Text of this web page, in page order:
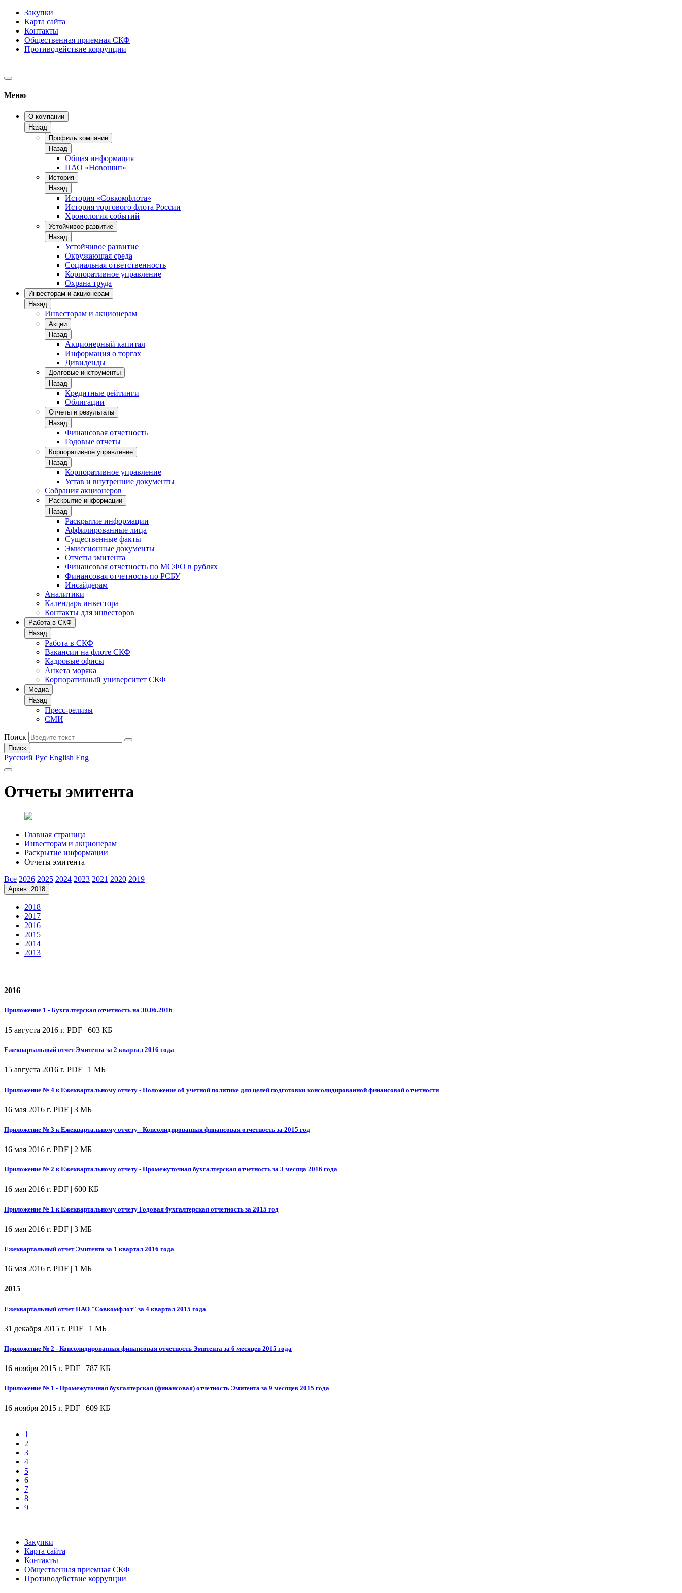
Закупки
Карта сайта
Контакты
Общественная приемная СКФ
Противодействие коррупции
Меню
О компании
Назад
Профиль компании
Назад
Общая информация
ПАО «Новошип»
История
Назад
История «Совкомфлота»
История торгового флота России
Хронология событий
Устойчивое развитие
Назад
Устойчивое развитие
Окружающая среда
Социальная ответственность
Корпоративное управление
Охрана труда
Инвесторам и акционерам
Назад
Инвесторам и акционерам
Акции
Назад
Акционерный капитал
Информация о торгах
Дивиденды
Долговые инструменты
Назад
Кредитные рейтинги
Облигации
Отчеты и результаты
Назад
Финансовая отчетность
Годовые отчеты
Корпоративное управление
Назад
Корпоративное управление
Устав и внутренние документы
Собрания акционеров
Раскрытие информации
Назад
Раскрытие информации
Аффилированные лица
Существенные факты
Эмиссионные документы
Отчеты эмитента
Финансовая отчетность по МСФО в рублях
Финансовая отчетность по РСБУ
Инсайдерам
Аналитики
Календарь инвестора
Контакты для инвесторов
Работа в СКФ
Назад
Работа в СКФ
Вакансии на флоте СКФ
Кадровые офисы
Анкета моряка
Корпоративный университет СКФ
Медиа
Назад
Пресс-релизы
СМИ
Поиск
Поиск
Русский Рус English Eng
Отчеты эмитента
Главная страница
Инвесторам и акционерам
Раскрытие информации
Отчеты эмитента
Все 2026 2025 2024 2023 2021 2020 2019
Архив: 2018
2018
2017
2016
2015
2014
2013
2016
Приложение 1 - Бухгалтерская отчетность на 30.06.2016
15 августа 2016 г. PDF | 603 КБ
Ежеквартальный отчет Эмитента за 2 квартал 2016 года
15 августа 2016 г. PDF | 1 МБ
Приложение № 4 к Ежеквартальному отчету - Положение об учетной политике для целей подготовки консолидированной финансовой отчетности
16 мая 2016 г. PDF | 3 МБ
Приложение № 3 к Ежеквартальному отчету - Консолидированная финансовая отчетность за 2015 год
16 мая 2016 г. PDF | 2 МБ
Приложение № 2 к Ежеквартальному отчету - Промежуточная бухгалтерская отчетность за 3 месяца 2016 года
16 мая 2016 г. PDF | 600 КБ
Приложение № 1 к Ежеквартальному отчету Годовая бухгалтерская отчетность за 2015 год
16 мая 2016 г. PDF | 3 МБ
Ежеквартальный отчет Эмитента за 1 квартал 2016 года
16 мая 2016 г. PDF | 1 МБ
2015
Ежеквартальный отчет ПАО "Совкомфлот" за 4 квартал 2015 года
31 декабря 2015 г. PDF | 1 МБ
Приложение № 2 - Консолидированная финансовая отчетность Эмитента за 6 месяцев 2015 года
16 ноября 2015 г. PDF | 787 КБ
Приложение № 1 - Промежуточная бухгалтерская (финансовая) отчетность Эмитента за 9 месяцев 2015 года
16 ноября 2015 г. PDF | 609 КБ
1
2
3
4
5
6
7
8
9
Закупки
Карта сайта
Контакты
Общественная приемная СКФ
Противодействие коррупции